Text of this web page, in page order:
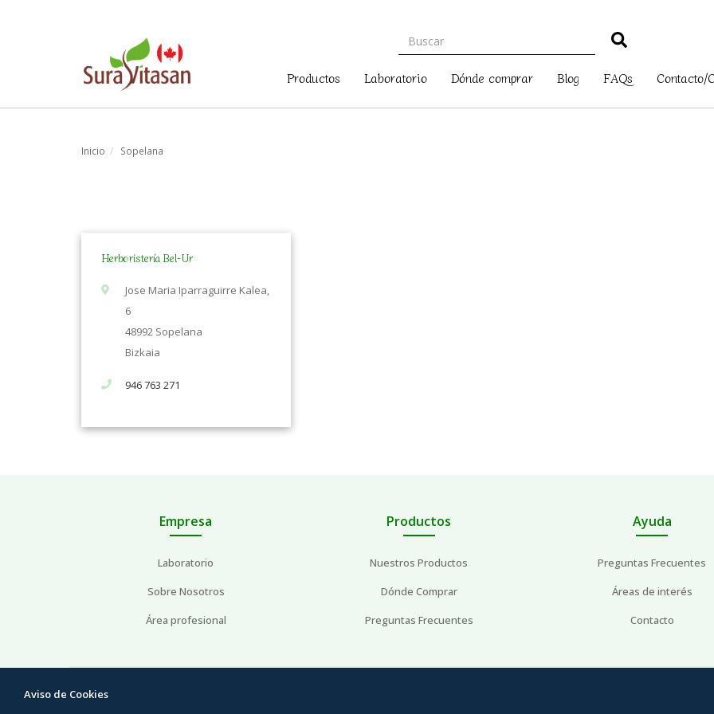
Productos Laboratorio Dónde comprar Blog FAQs Contacto/
Inicio Sopelana
Herboristería Bel-Ur
Jose Maria Iparraguirre Kalea,
6
48992 Sopelana
Bizkaia
946 763 271
Empresa
Laboratorio
Sobre Nosotros
Área profesional
Productos
Nuestros Productos
Dónde Comprar
Preguntas Frecuentes
Ayuda
Preguntas Frecuentes
Áreas de interés
Contacto
Aviso de Cookies